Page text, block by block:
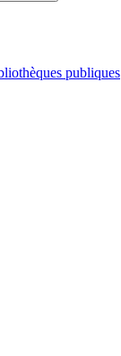
publiques